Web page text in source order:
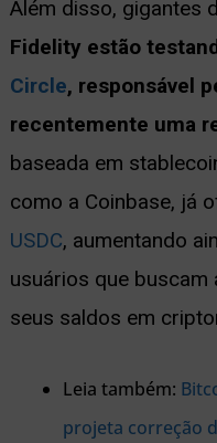
Além disso, gigantes
Fidelity estão
Circle, responsável
recentemente uma
baseada em
como a Coinbase, já
USDC, aumentando
usuários que buscam
seus saldos em
Leia também:
projeta correção